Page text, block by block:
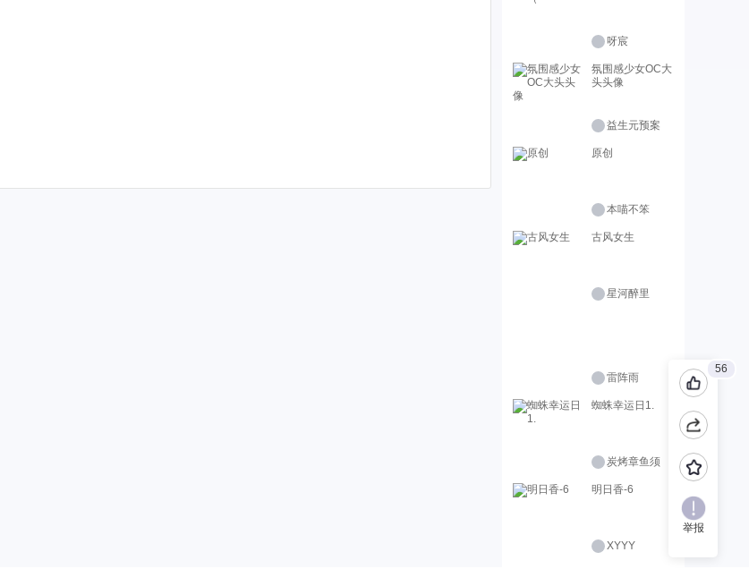
呀宸
氛围感少女OC大
头头像
益生元预案
原创
本喵不笨
古风女生
星河醉里
雷阵雨
蜘蛛幸运日1.
炭烤章鱼须
明日香-6
XYYY
56
举报